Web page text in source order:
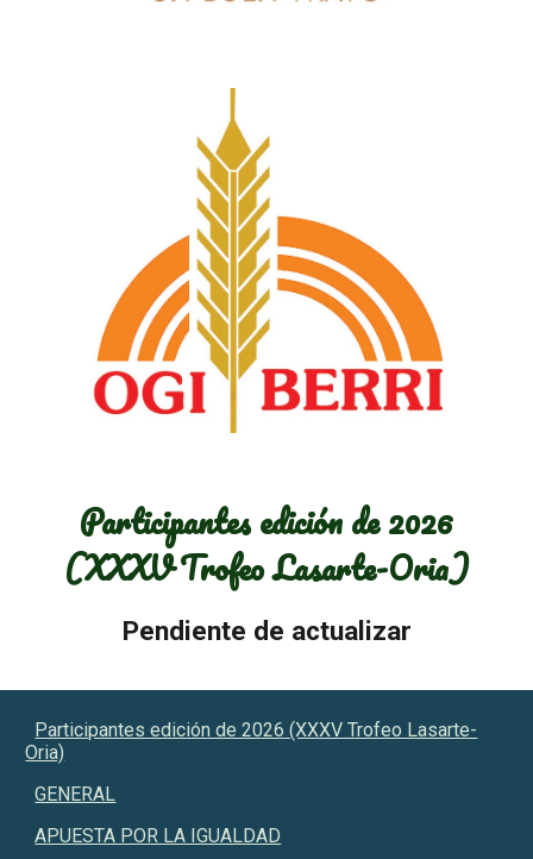
Participantes edición de2026
(XXXV Trofeo Lasarte-Oria)
Pendiente de actualizar
Participantes edición de 2026 (XXXV Trofeo Lasarte-
Oria)
GENERAL
APUESTA POR LA IGUALDAD